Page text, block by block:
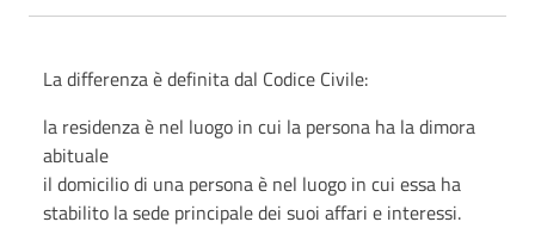
La differenza è definita dal Codice Civile:
la residenza è nel luogo in cui la persona ha la dimora
abituale
il domicilio di una persona è nel luogo in cui essa ha
stabilito la sede principale dei suoi affari e interessi.